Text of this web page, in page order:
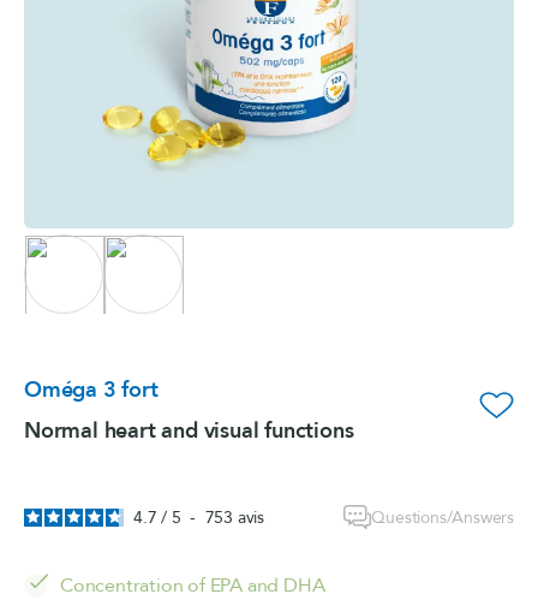
Oméga 3 fort favorite_border
Normal heart and visual functions
4.7 / 5 - 753 avis Questions/Answers
Concentration of EPA and DHA